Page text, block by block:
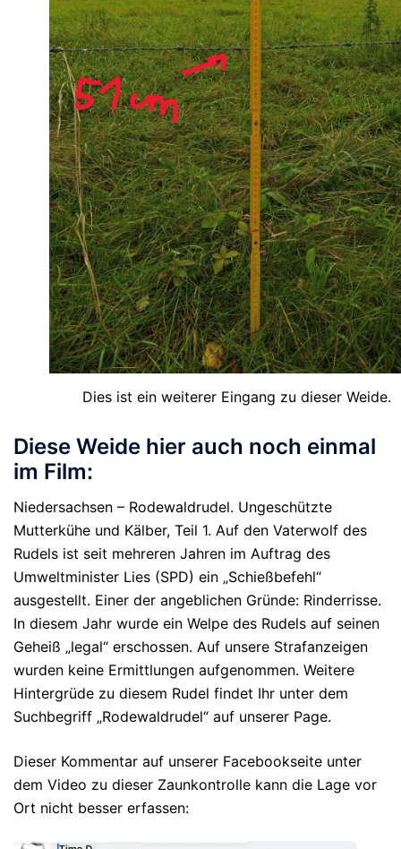
Dies ist ein weiterer Eingang zu dieser Weide.
Diese Weide hier auch noch einmal
im Film:
Niedersachsen – Rodewaldrudel. Ungeschützte
Mutterkühe und Kälber, Teil 1. Auf den Vaterwolf des
Rudels ist seit mehreren Jahren im Auftrag des
Umweltminister Lies (SPD) ein „Schießbefehl“
ausgestellt. Einer der angeblichen Gründe: Rinderrisse.
In diesem Jahr wurde ein Welpe des Rudels auf seinen
Geheiß „legal“ erschossen. Auf unsere Strafanzeigen
wurden keine Ermittlungen aufgenommen. Weitere
Hintergrüde zu diesem Rudel findet Ihr unter dem
Suchbegriff „Rodewaldrudel“ auf unserer Page.
Dieser Kommentar auf unserer Facebookseite unter
dem Video zu dieser Zaunkontrolle kann die Lage vor
Ort nicht besser erfassen: